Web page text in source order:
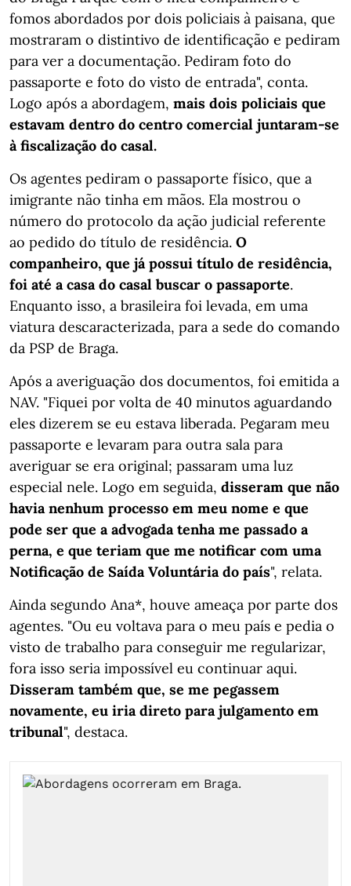
fomos abordados por dois policiais à paisana, que
mostraram o distintivo de identificação e pediram
para ver a documentação. Pediram foto do
passaporte e foto do visto de entrada", conta.
Logo após a abordagem, mais dois policiais que
estavam dentro do centro comercial juntaram-se
à fiscalização do casal.
Os agentes pediram o passaporte físico, que a
imigrante não tinha em mãos. Ela mostrou o
número do protocolo da ação judicial referente
ao pedido do título de residência. O
companheiro, que já possui título de residência,
foi até a casa do casal buscar o passaporte.
Enquanto isso, a brasileira foi levada, em uma
viatura descaracterizada, para a sede do comando
da PSP de Braga.
Após a averiguação dos documentos, foi emitida a
NAV. "Fiquei por volta de 40 minutos aguardando
eles dizerem se eu estava liberada. Pegaram meu
passaporte e levaram para outra sala para
averiguar se era original; passaram uma luz
especial nele. Logo em seguida, disseram que não
havia nenhum processo em meu nome e que
pode ser que a advogada tenha me passado a
perna, e que teriam que me notificar com uma
Notificação de Saída Voluntária do país", relata.
Ainda segundo Ana*, houve ameaça por parte dos
agentes. "Ou eu voltava para o meu país e pedia o
visto de trabalho para conseguir me regularizar,
fora isso seria impossível eu continuar aqui.
Disseram também que, se me pegassem
novamente, eu iria direto para julgamento em
tribunal", destaca.